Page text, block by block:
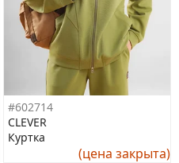
#602714
CLEVER
Куртка
(цена закрыта)